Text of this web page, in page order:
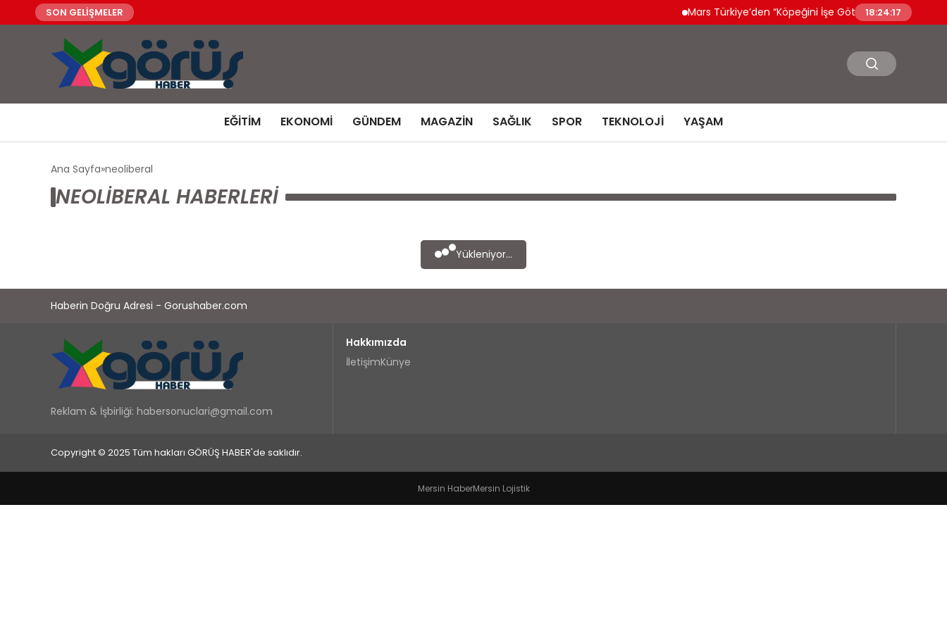
SON GELİŞMELER Mars Türkiye’den “Köpeğini İşe Götür Haftası” çağrısı
18:24:17
EĞITIM EKONOMI GÜNDEM MAGAZIN SAĞLIK SPOR TEKNOLOJI YAŞAM
Ana Sayfa neoliberal
NEOLIBERAL HABERLERI
Yükleniyor...
Haberin Doğru Adresi - Gorushaber.com
Reklam & İşbirliği: habersonuclari@gmail.com
Hakkımızda
İletişimKünye
Copyright © 2025 Tüm hakları GÖRÜŞ HABER'de saklıdır.
Mersin HaberMersin Lojistik